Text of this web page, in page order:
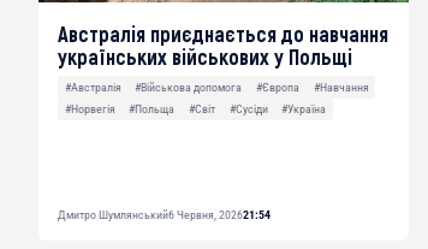
Австралія приєднається до навчання
українських військових у Польщі
#Австралія #Військова допомога #Європа
#Навчання
#Норвегія
#Польща #Світ #Сусіди #Україна
Дмитро Шумлянський6 Червня, 202621:54